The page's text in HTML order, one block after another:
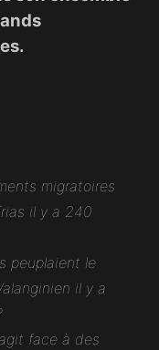
migratoires
il y a 240
peuplaient le
il y a
face à des